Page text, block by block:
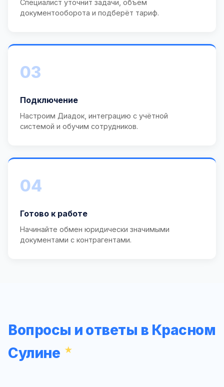
Специалист уточнит задачи, объём
документооборота и подберёт тариф.
03
Подключение
Настроим Диадок, интеграцию с учётной
системой и обучим сотрудников.
04
Готово к работе
Начинайте обмен юридически значимыми
документами с контрагентами.
Вопросы и ответы в Красном
Сулине